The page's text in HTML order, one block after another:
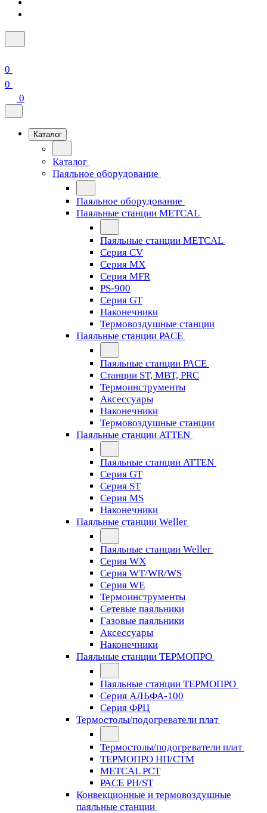
0
0
0
Каталог
Каталог
Паяльное оборудование
Паяльное оборудование
Паяльные станции METCAL
Паяльные станции METCAL
Серия CV
Серия MX
Серия MFR
PS-900
Серия GT
Наконечники
Термовоздушные станции
Паяльные станции PACE
Паяльные станции PACE
Станции ST, MBT, PRC
Термоинструменты
Аксессуары
Наконечники
Термовоздушные станции
Паяльные станции ATTEN
Паяльные станции ATTEN
Серия GT
Серия ST
Серия MS
Наконечники
Паяльные станции Weller
Паяльные станции Weller
Серия WX
Серия WT/WR/WS
Серия WE
Термоинструменты
Сетевые паяльники
Газовые паяльники
Аксессуары
Наконечники
Паяльные станции ТЕРМОПРО
Паяльные станции ТЕРМОПРО
Серия АЛЬФА-100
Серия ФРЦ
Термостолы/подогреватели плат
Термостолы/подогреватели плат
ТЕРМОПРО НП/СТМ
METCAL PCT
PACE PH/ST
Конвекционные и термовоздушные
паяльные станции